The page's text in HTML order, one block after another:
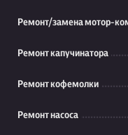
Ремонт/замена мотор-
Ремонт капучинатора
Ремонт кофемолки
Ремонт насоса